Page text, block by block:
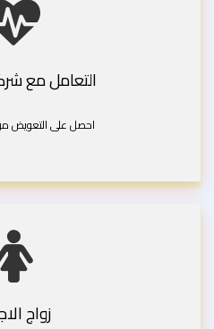
التعامل مع
احصل على التعويض
زواج